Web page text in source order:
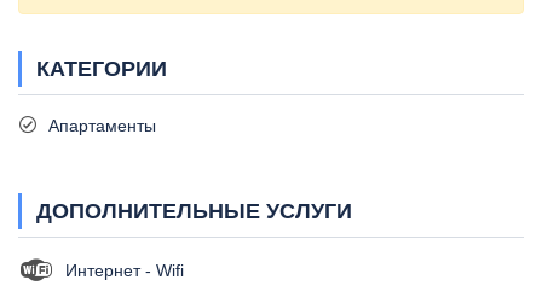
КАТЕГОРИИ
Апартаменты
ДОПОЛНИТЕЛЬНЫЕ УСЛУГИ
Интернет - Wifi